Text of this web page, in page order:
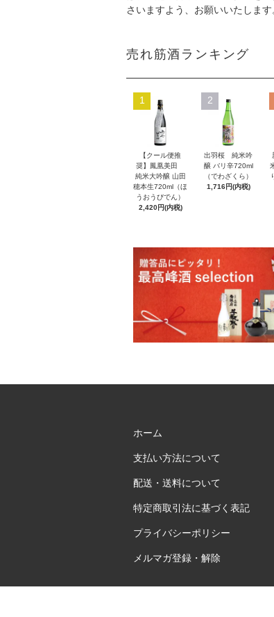
さいますよう、お願いいたします
売れ筋酒ランキング
1
【クール便推
奨】鳳凰美田
純米大吟醸 山田
穂本生720ml（ほ
うおうびでん）
2,420円(内税)
2
出羽桜 純米吟
醸 バリ辛720ml
（でわざくら）
1,716円(内税)
ホーム
支払い方法について
配送・送料について
特定商取引法に基づく表記
プライバシーポリシー
メルマガ登録・解除